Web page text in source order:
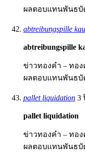
ผลตอบแทนพันธบั
abtreibungspille
abtreibungspille
ข่าวทองคำ – ทอ
ผลตอบแทนพันธบั
pallet liquidation 3
pallet liquidation
ข่าวทองคำ – ทอ
ผลตอบแทนพันธบั